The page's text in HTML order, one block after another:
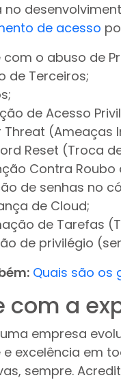
no
de acesso
o abuso de
de Terceiros;
de Acesso
Threat (Ameaças
Reset (Troca
Contra Roubo
de senhas no
de Cloud;
de Tarefas
de privilégio
Quais são os
com a
empresa
excelência em
sempre.